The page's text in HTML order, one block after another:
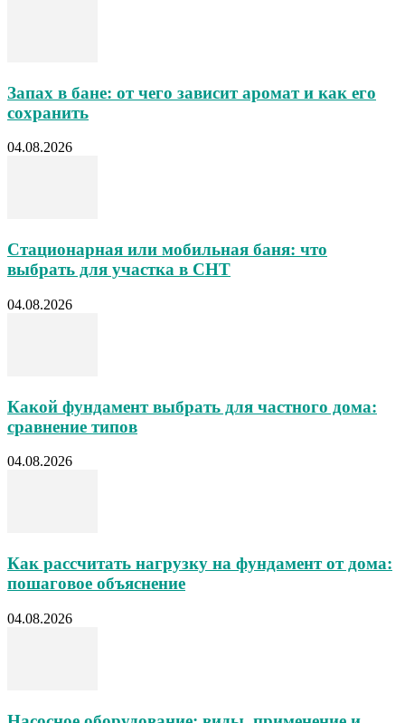
Запах в бане: от чего зависит аромат и как его
сохранить
04.08.2026
Стационарная или мобильная баня: что
выбрать для участка в СНТ
04.08.2026
Какой фундамент выбрать для частного дома:
сравнение типов
04.08.2026
Как рассчитать нагрузку на фундамент от дома:
пошаговое объяснение
04.08.2026